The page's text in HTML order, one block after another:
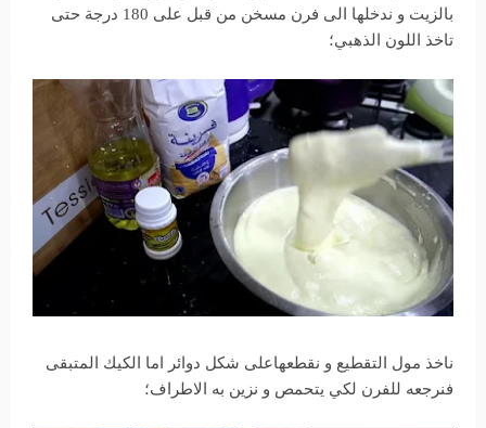
بالزيت و ندخلها الى فرن مسخن من قبل على 180 درجة حتى
تاخذ اللون الذهبي؛
ناخذ مول التقطيع و نقطعهاعلى شكل دوائر اما الكيك المتبقى
فنرجعه للفرن لكي يتحمص و نزين به الاطراف؛